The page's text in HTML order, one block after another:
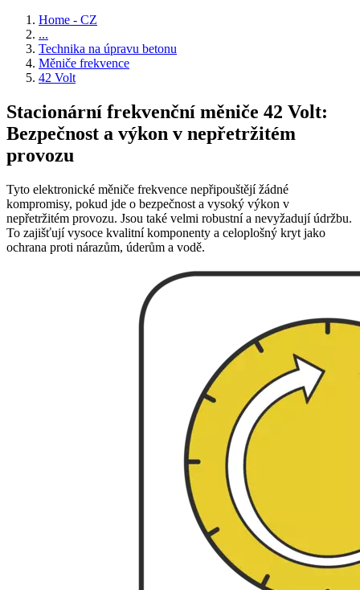
Home - CZ
...
Technika na úpravu betonu
Měniče frekvence
42 Volt
Stacionární frekvenční měniče 42 Volt:
Bezpečnost a výkon v nepřetržitém
provozu
Tyto elektronické měniče frekvence nepřipouštějí žádné
kompromisy, pokud jde o bezpečnost a vysoký výkon v
nepřetržitém provozu. Jsou také velmi robustní a nevyžadují údržbu.
To zajišťují vysoce kvalitní komponenty a celoplošný kryt jako
ochrana proti nárazům, úderům a vodě.